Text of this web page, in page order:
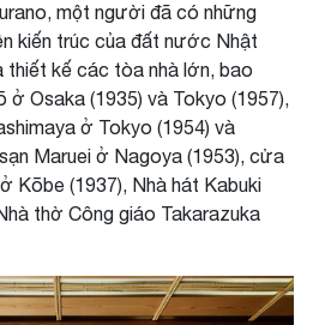
một người đã có những
kiến trúc của đất nước Nhật
thiết kế các tòa nhà lớn, bao
Osaka (1935) và Tokyo (1957),
ở Tokyo (1954) và
Maruei ở Nagoya (1953), cửa
Kōbe (1937), Nhà hát Kabuki
thờ Công giáo Takarazuka